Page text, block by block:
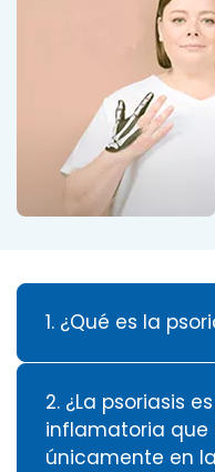
1. ¿Qué es la
2. ¿La psoriasis
inflamatoria que
únicamente en